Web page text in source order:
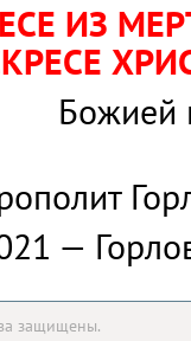
ИЗ
Божией
—
защищены.